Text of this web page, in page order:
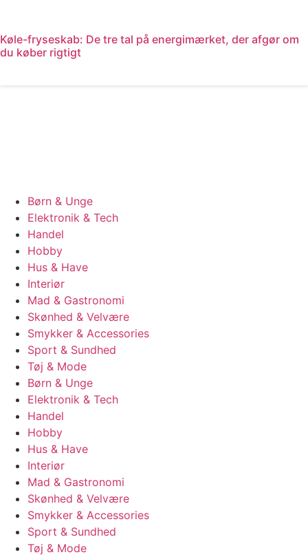
Køle-fryseskab: De tre tal på energimærket, der afgør om
du køber rigtigt
Børn & Unge
Elektronik & Tech
Handel
Hobby
Hus & Have
Interiør
Mad & Gastronomi
Skønhed & Velvære
Smykker & Accessories
Sport & Sundhed
Tøj & Mode
Børn & Unge
Elektronik & Tech
Handel
Hobby
Hus & Have
Interiør
Mad & Gastronomi
Skønhed & Velvære
Smykker & Accessories
Sport & Sundhed
Tøj & Mode